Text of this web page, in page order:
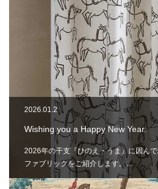
2026.01.2
Wishing you a Happy New Year.
2026年の干支『ひのえ・うま』に因ん
ファブリックをご紹介します。…